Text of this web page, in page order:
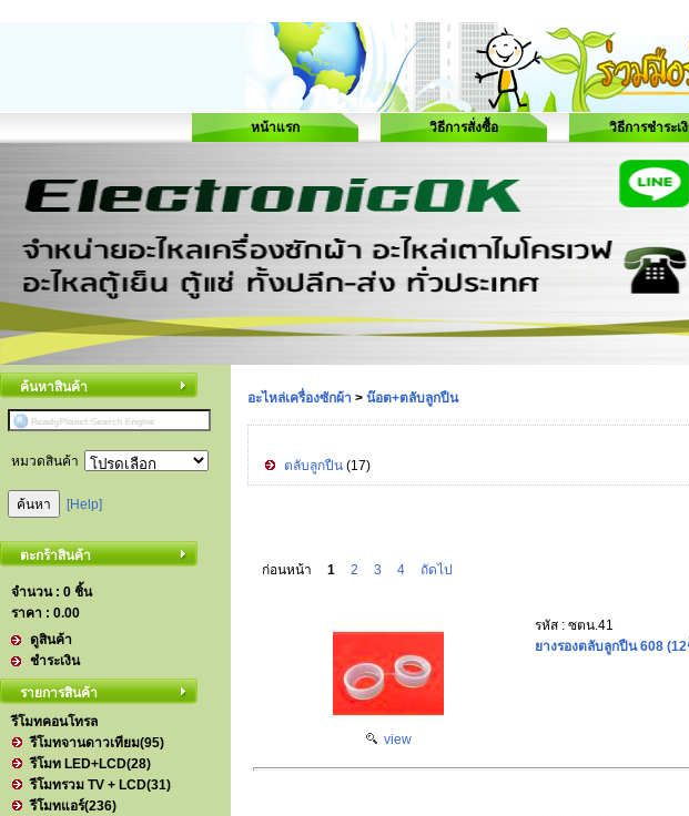
หน้าแรก วิธีการสั่งซื้อ วิธีการชำระเ
ค้นหาสินค้า
หมวดสินค้า
[Help]
ตะกร้าสินค้า
จำนวน : 0 ชิ้น
ราคา : 0.00
ดูสินค้า
ชำระเงิน
รายการสินค้า
รีโมทคอนโทรล
รีโมทจานดาวเทียม(95)
รีโมท LED+LCD(28)
รีโมทรวม TV + LCD(31)
รีโมทแอร์(236)
อะไหล่เครื่องซักผ้า > น๊อต+ตลับลูกปืน
ตลับลูกปืน (17)
ก่อนหน้า 1 2 3 4 ถัดไป
view
รหัส : ซตน.41
ยางรองตลับลูกปืน 608